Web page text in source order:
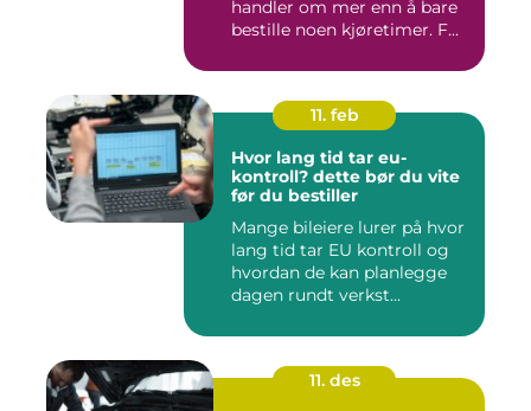
handler om mer enn å bare
bestille noen kjøretimer. F...
11. feb
Hvor lang tid tar eu-
kontroll? dette bør du vite
før du bestiller
Mange bileiere lurer på hvor
lang tid tar EU kontroll og
hvordan de kan planlegge
dagen rundt verkst...
11. des